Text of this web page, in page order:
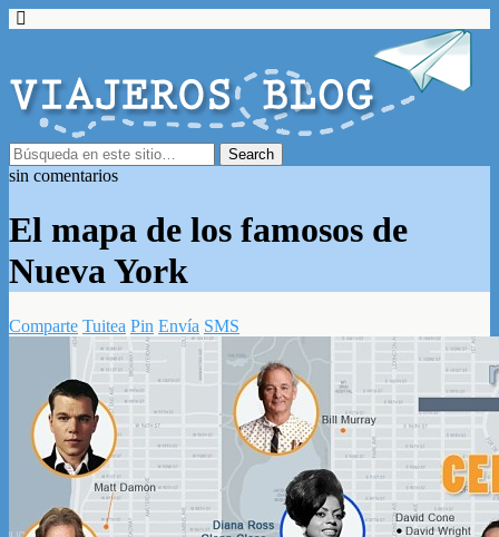
sin comentarios
El mapa de los famosos de
Nueva York
Comparte Tuitea Pin Envía SMS